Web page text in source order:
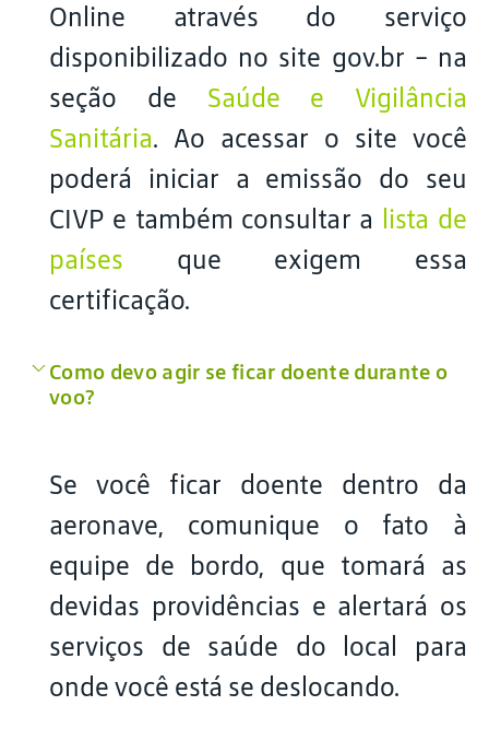
Online através do serviço
disponibilizado no site gov.br - na
seção de Saúde e Vigilância
Sanitária. Ao acessar o site você
poderá iniciar a emissão do seu
CIVP e também consultar a lista de
países que exigem essa
certificação.
Como devo agir se ficar doente durante o
voo?
Se você ficar doente dentro da
aeronave, comunique o fato à
equipe de bordo, que tomará as
devidas providências e alertará os
serviços de saúde do local para
onde você está se deslocando.